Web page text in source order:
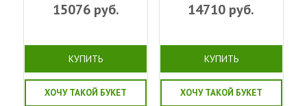
15076руб.
КУПИТЬ
ХОЧУ ТАКОЙ БУКЕТ
14710 руб.
КУПИТЬ
ХОЧУ ТАКОЙ БУКЕТ